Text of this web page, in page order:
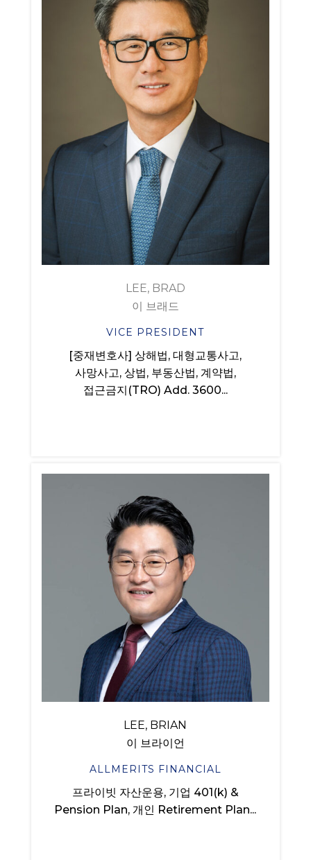
LEE, BRAD
이 브래드
VICE PRESIDENT
[중재변호사] 상해법, 대형교통사고,
사망사고, 상법, 부동산법, 계약법,
접근금지(TRO) Add. 3600...
LEE, BRIAN
이 브라이언
ALLMERITS FINANCIAL
프라이빗 자산운용, 기업 401(k) &
Pension Plan, 개인 Retirement Plan...